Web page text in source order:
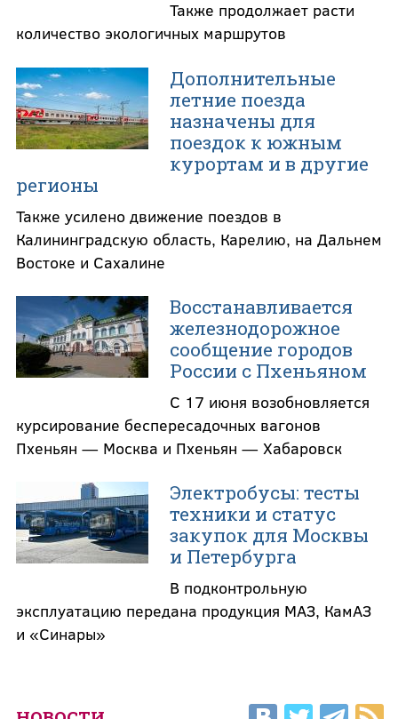
Также продолжает расти
количество экологичных маршрутов
Дополнительные
летние поезда
назначены для
поездок к южным
курортам и в другие
регионы
Также усилено движение поездов в
Калининградскую область, Карелию, на Дальнем
Востоке и Сахалине
Восстанавливается
железнодорожное
сообщение городов
России с Пхеньяном
С 17 июня возобновляется
курсирование беспересадочных вагонов
Пхеньян — Москва и Пхеньян — Хабаровск
Электробусы: тесты
техники и статус
закупок для Москвы
и Петербурга
В подконтрольную
эксплуатацию передана продукция МАЗ, КамАЗ
и «Синары»